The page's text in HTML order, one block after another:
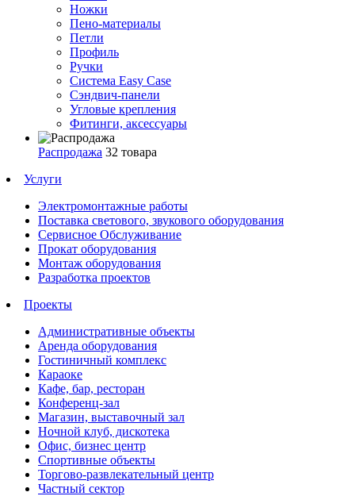
Ножки
Пено-материалы
Петли
Профиль
Ручки
Система Easy Case
Сэндвич-панели
Угловые крепления
Фитинги, аксессуары
Распродажа 32 товара
Услуги
Электромонтажные работы
Поставка светового, звукового оборудования
Сервисное Обслуживание
Прокат оборудования
Монтаж оборудования
Разработка проектов
Проекты
Административные объекты
Аренда оборудования
Гостиничный комплекс
Караоке
Кафе, бар, ресторан
Конференц-зал
Магазин, выставочный зал
Ночной клуб, дискотека
Офис, бизнес центр
Спортивные объекты
Торгово-развлекательный центр
Частный сектор